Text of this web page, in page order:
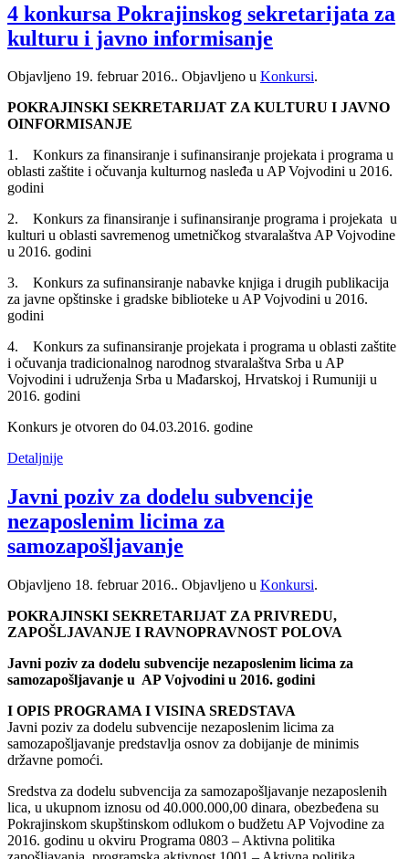
4 konkursa Pokrajinskog sekretarijata za
kulturu i javno informisanje
Objavljeno 19. februar 2016.. Objavljeno u Konkursi.
POKRAJINSKI SEKRETARIJAT ZA KULTURU I JAVNO
OINFORMISANJE
1. Konkurs za finansiranje i sufinansiranje projekata i programa u
oblasti zaštite i očuvanja kulturnog nasleđa u AP Vojvodini u 2016.
godini
2. Konkurs za finansiranje i sufinansiranje programa i projekata u
kulturi u oblasti savremenog umetničkog stvaralaštva AP Vojvodine
u 2016. godini
3. Konkurs za sufinansiranje nabavke knjiga i drugih publikacija
za javne opštinske i gradske biblioteke u AP Vojvodini u 2016.
godini
4. Konkurs za sufinansiranje projekata i programa u oblasti zaštite
i očuvanja tradicionalnog narodnog stvaralaštva Srba u AP
Vojvodini i udruženja Srba u Mađarskoj, Hrvatskoj i Rumuniji u
2016. godini
Konkurs je otvoren do 04.03.2016. godine
Detaljnije
Javni poziv za dodelu subvencije
nezaposlenim licima za
samozapošljavanje
Objavljeno 18. februar 2016.. Objavljeno u Konkursi.
POKRAJINSKI SEKRETARIJAT ZA PRIVREDU,
ZAPOŠLJAVANJE I RAVNOPRAVNOST POLOVA
Javni poziv za dodelu subvencije nezaposlenim licima za
samozapošljavanje u AP Vojvodini u 2016. godini
I OPIS PROGRAMA I VISINA SREDSTAVA
Javni poziv za dodelu subvencije nezaposlenim licima za
samozapošljavanje predstavlja osnov za dobijanje de minimis
državne pomoći.
Sredstva za dodelu subvencija za samozapošljavanje nezaposlenih
lica, u ukupnom iznosu od 40.000.000,00 dinara, obezbeđena su
Pokrajinskom skupštinskom odlukom o budžetu AP Vojvodine za
2016. godinu u okviru Programa 0803 – Aktivna politika